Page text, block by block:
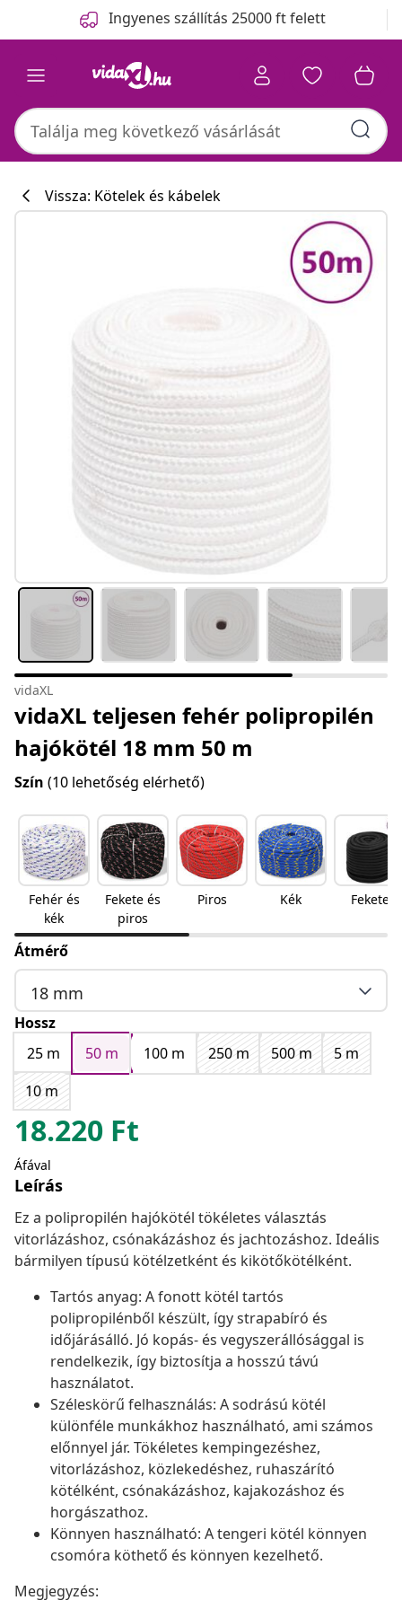
Ingyenes szállítás 25000 ft felett
Vissza: Kötelek és kábelek
vidaXL
vidaXL teljesen fehér polipropilén
hajókötél 18 mm 50 m
Szín (10 lehetőség elérhető)
Fehér és
kék
Fekete és
piros
Piros Kék Fekete
Átmérő
18 mm
Hossz
25 m
50 m 100 m 250 m 500 m
5 m
10 m
18.220 Ft
Áfával
Leírás
Ez a polipropilén hajókötél tökéletes választás
vitorlázáshoz, csónakázáshoz és jachtozáshoz. Ideális
bármilyen típusú kötélzetként és kikötőkötélként.
Tartós anyag: A fonott kötél tartós
polipropilénből készült, így strapabíró és
időjárásálló. Jó kopás- és vegyszerállósággal is
rendelkezik, így biztosítja a hosszú távú
használatot.
Széleskörű felhasználás: A sodrású kötél
különféle munkákhoz használható, ami számos
előnnyel jár. Tökéletes kempingezéshez,
vitorlázáshoz, közlekedéshez, ruhaszárító
kötélként, csónakázáshoz, kajakozáshoz és
horgászathoz.
Könnyen használható: A tengeri kötél könnyen
csomóra köthető és könnyen kezelhető.
Megjegyzés: